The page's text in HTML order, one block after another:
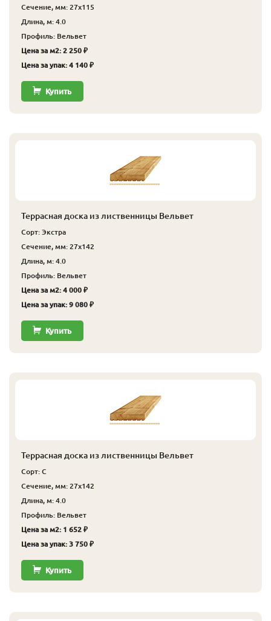
Сечение, мм: 27x115
Длина, м: 4.0
Профиль: Вельвет
Цена за м2: 2 250 ₽
Цена за упак: 4 140 ₽
Купить
Террасная доска из лиственницы Вельвет
Сорт: Экстра
Сечение, мм: 27x142
Длина, м: 4.0
Профиль: Вельвет
Цена за м2: 4 000 ₽
Цена за упак: 9 080 ₽
Купить
Террасная доска из лиственницы Вельвет
Сорт: С
Сечение, мм: 27x142
Длина, м: 4.0
Профиль: Вельвет
Цена за м2: 1 652 ₽
Цена за упак: 3 750 ₽
Купить